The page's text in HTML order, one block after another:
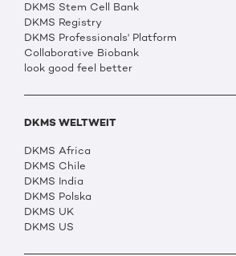
DKMS Stem Cell Bank
DKMS Registry
DKMS Professionals' Platform
Collaborative Biobank
look good feel better
DKMS WELTWEIT
DKMS Africa
DKMS Chile
DKMS India
DKMS Polska
DKMS UK
DKMS US